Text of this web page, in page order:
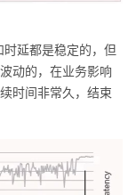
延都是稳定的，但
动的，在业务影响
时间非常久，结束